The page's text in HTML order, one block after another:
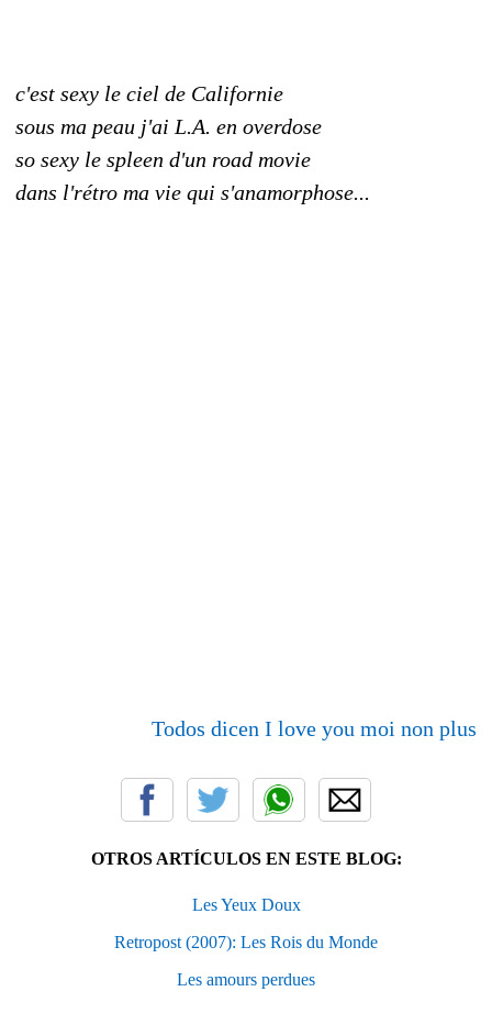
c'est sexy le ciel de Californie
sous ma peau j'ai L.A. en overdose
so sexy le spleen d'un road movie
dans l'rétro ma vie qui s'anamorphose...
Todos dicen I love you moi non plus
OTROS ARTÍCULOS EN ESTE BLOG:
Les Yeux Doux
Retropost (2007): Les Rois du Monde
Les amours perdues